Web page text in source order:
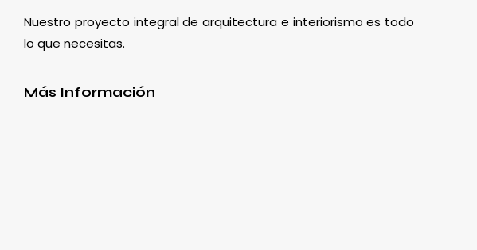
Nuestro proyecto integral de arquitectura e interiorismo es todo
lo que necesitas.
Más Información